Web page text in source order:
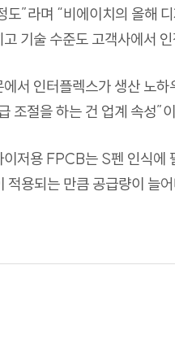
도”라며 “비에이치의 올해
기술 수준도 고객사에서
서 인터플렉스가 생산 노
조절을 하는 건 업계 속성”
이저용 FPCB는 S펜 인식에
적용되는 만큼 공급량이 늘